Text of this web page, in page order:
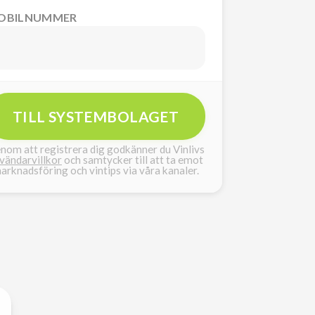
TILL SYSTEMBOLAGET
att registrera dig godkänner du Vinlivs
och samtycker till att ta emot
och vintips via våra kanaler.